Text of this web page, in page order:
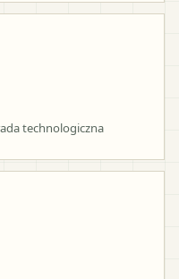
technologiczna